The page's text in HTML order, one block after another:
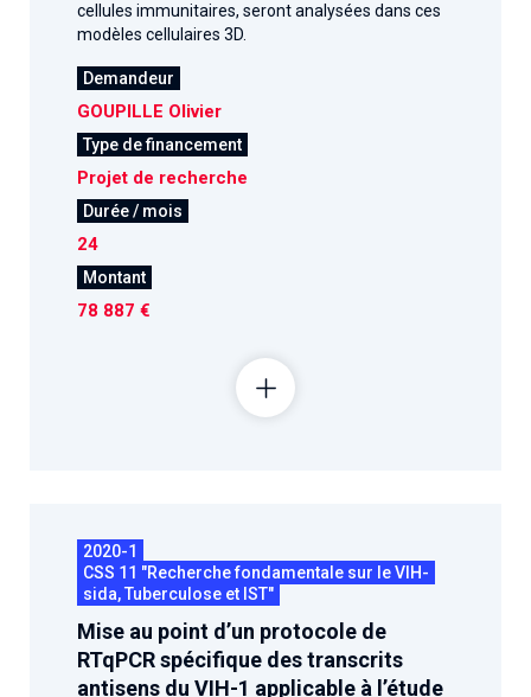
cellules immunitaires, seront analysées dans ces
modèles cellulaires 3D.
Demandeur
GOUPILLE Olivier
Type de financement
Projet de recherche
Durée / mois
24
Montant
78 887 €
2020-1
CSS 11 "Recherche fondamentale sur le VIH-
sida, Tuberculose et IST"
Mise au point d’un protocole de
RTqPCR spécifique des transcrits
antisens du VIH-1 applicable à l’étude